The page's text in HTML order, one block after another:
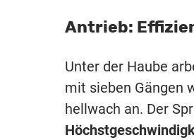
Antrieb:
Unter der Haube
mit sieben Gängen
hellwach an. Der